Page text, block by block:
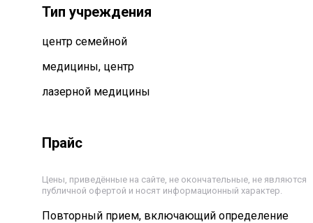
Тип учреждения
центр семейной
медицины, центр
лазерной медицины
Прайс
Цены, приведённые на сайте, не окончательные, не являются
публичной офертой и носят информационный характер.
Повторный прием, включающий определение